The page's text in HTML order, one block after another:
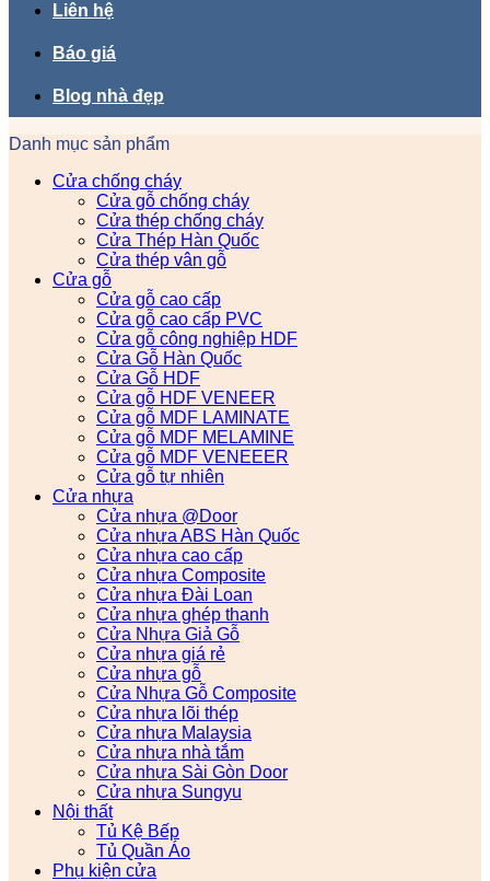
Liên hệ
Báo giá
Blog nhà đẹp
Danh mục sản phẩm
Cửa chống cháy
Cửa gỗ chống cháy
Cửa thép chống cháy
Cửa Thép Hàn Quốc
Cửa thép vân gỗ
Cửa gỗ
Cửa gỗ cao cấp
Cửa gỗ cao cấp PVC
Cửa gỗ công nghiệp HDF
Cửa Gỗ Hàn Quốc
Cửa Gỗ HDF
Cửa gỗ HDF VENEER
Cửa gỗ MDF LAMINATE
Cửa gỗ MDF MELAMINE
Cửa gỗ MDF VENEEER
Cửa gỗ tự nhiên
Cửa nhựa
Cửa nhựa @Door
Cửa nhựa ABS Hàn Quốc
Cửa nhựa cao cấp
Cửa nhựa Composite
Cửa nhựa Đài Loan
Cửa nhựa ghép thanh
Cửa Nhựa Giả Gỗ
Cửa nhựa giá rẻ
Cửa nhựa gỗ
Cửa Nhựa Gỗ Composite
Cửa nhựa lõi thép
Cửa nhựa Malaysia
Cửa nhựa nhà tắm
Cửa nhựa Sài Gòn Door
Cửa nhựa Sungyu
Nội thất
Tủ Kệ Bếp
Tủ Quần Áo
Phụ kiện cửa